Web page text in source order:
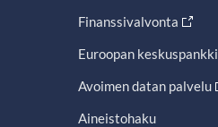
Finanssivalvonta
Euroopan keskuspankki
Avoimen datan palvelu
Aineistohaku